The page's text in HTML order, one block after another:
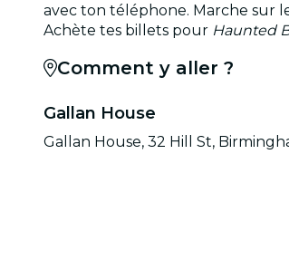
avec ton téléphone. Marche sur
Achète tes billets pour Haunted
Comment y aller ?
Gallan House
Gallan House, 32 Hill St,